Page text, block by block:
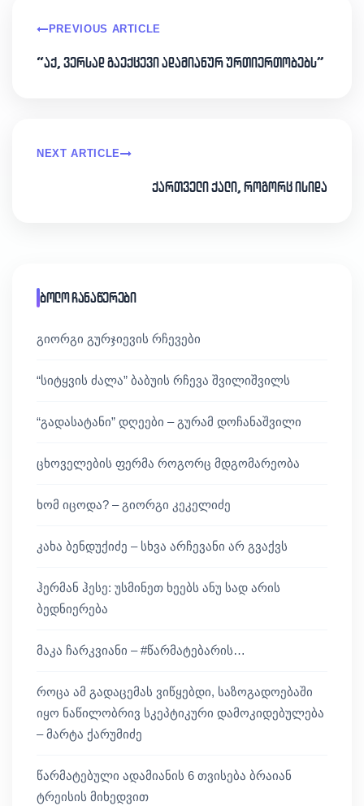
PREVIOUS ARTICLE
“აქ, ვერსად გაექცევი ადამიანურ ურთიერთობებს”
NEXT ARTICLE
ქართველი ქალი, როგორც ისიდა
ბოლო ჩანაწერები
გიორგი გურჯიევის რჩევები
“სიტყვის ძალა” ბაბუის რჩევა შვილიშვილს
“გადასატანი” დღეები – გურამ დოჩანაშვილი
ცხოველების ფერმა როგორც მდგომარეობა
ხომ იცოდა? – გიორგი კეკელიძე
კახა ბენდუქიძე – სხვა არჩევანი არ გვაქვს
ჰერმან ჰესე: უსმინეთ ხეებს ანუ სად არის
ბედნიერება
მაკა ჩარკვიანი – #წარმატებარის…
როცა ამ გადაცემას ვიწყებდი, საზოგადოებაში
იყო ნაწილობრივ სკეპტიკური დამოკიდებულება
– მარტა ქარუმიძე
წარმატებული ადამიანის 6 თვისება ბრაიან
ტრეისის მიხედვით